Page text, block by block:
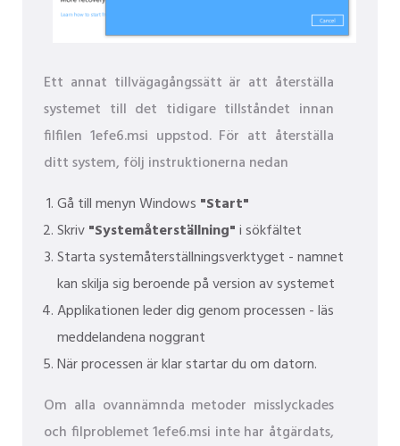
Ett annat tillvägagångssätt är att återställa
systemet till det tidigare tillståndet innan
filfilen 1efe6.msi uppstod. För att återställa
ditt system, följ instruktionerna nedan
Gå till menyn Windows "Start"
Skriv"Systemåterställning"i sökfältet
Starta systemåterställningsverktyget - namnet
kan skilja sig beroende på version av systemet
Applikationen leder dig genom processen - läs
meddelandena noggrant
När processen är klar startar du om datorn.
Om alla ovannämnda metoder misslyckades
och filproblemet 1efe6.msi inte har åtgärdats,